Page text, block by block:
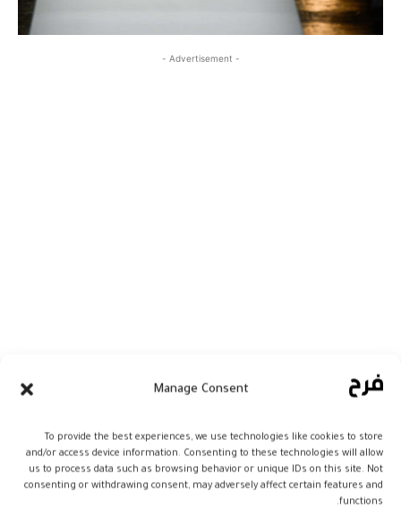
Manage Consent
To provide the best experiences, we use technologies like cookies to store
and/or access device information. Consenting to these technologies will allow
us to process data such as browsing behavior or unique IDs on this site. Not
consenting or withdrawing consent, may adversely affect certain features and
functions.
- Advertisement -